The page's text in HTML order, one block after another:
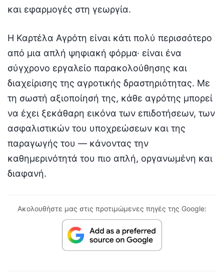
και εφαρμογές στη γεωργία.
Η Καρτέλα Αγρότη είναι κάτι πολύ περισσότερο
από μια απλή ψηφιακή φόρμα· είναι ένα
σύγχρονο εργαλείο παρακολούθησης και
διαχείρισης της αγροτικής δραστηριότητας. Με
τη σωστή αξιοποίησή της, κάθε αγρότης μπορεί
να έχει ξεκάθαρη εικόνα των επιδοτήσεων, των
ασφαλιστικών του υποχρεώσεων και της
παραγωγής του — κάνοντας την
καθημερινότητά του πιο απλή, οργανωμένη και
διαφανή.
Ακολουθήστε μας στις προτιμώμενες πηγές της Google: